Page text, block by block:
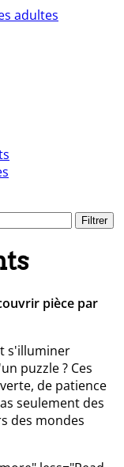
adultes
Filtrer
pièce par
s'illuminer
puzzle ? Ces
de patience
seulement des
des mondes